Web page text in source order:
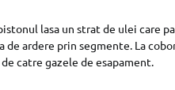
lasa un strat de ulei care
de ardere prin segmente. La
catre gazele de esapament.